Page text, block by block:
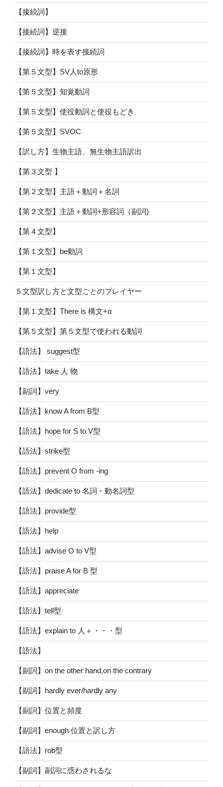
【接続詞】
【接続詞】逆接
【接続詞】時を表す接続詞
【第５文型】SV人to原形
【第５文型】知覚動詞
【第５文型】使役動詞と使役もどき
【第５文型】SVOC
【訳し方】生物主語、無生物主語訳出
【第３文型 】
【第２文型】主語＋動詞＋名詞
【第２文型】主語＋動詞+形容詞（副詞)
【第４文型】
【第１文型】be動詞
【第１文型】
５文型訳し方と文型ごとのプレイヤー
【第１文型】There is 構文+α
【第５文型】第５文型で使われる動詞
【語法】 suggest型
【語法】take 人 物
【副詞】very
【語法】know A from B型
【語法】hope for S to V型
【語法】strike型
【語法】prevent O from -ing
【語法】dedicate to 名詞・動名詞型
【語法】provide型
【語法】help
【語法】advise O to V型
【語法】praise A for B 型
【語法】appreciate
【語法】tell型
【語法】explain to 人＋・・・型
【語法】
【副詞】on the other hand,on the contrary
【副詞】hardly ever/hardly any
【副詞】位置と頻度
【副詞】enough 位置と訳し方
【語法】rob型
【副詞】副詞に惑わされるな